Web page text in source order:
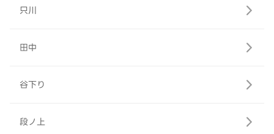
只川
田中
谷下り
段ノ上